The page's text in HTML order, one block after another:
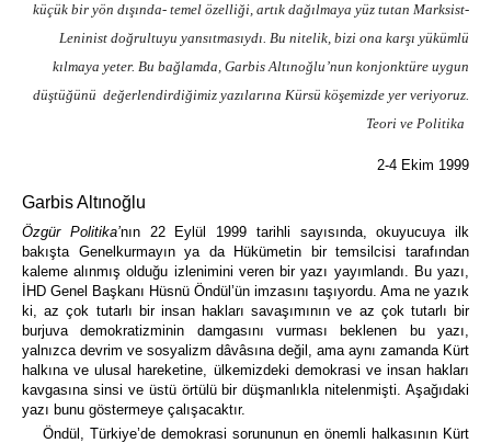
küçük bir yön dışında- temel özelliği, artık dağılmaya yüz tutan Marksist-
Leninist doğrultuyu yansıtmasıydı. Bu nitelik, bizi ona karşı yükümlü
kılmaya yeter. Bu bağlamda, Garbis Altınoğlu’nun konjonktüre uygun
düştüğünü değerlendirdiğimiz yazılarına Kürsü köşemizde yer veriyoruz.
Teori ve Politika
2-4 Ekim 1999
Garbis Altınoğlu
Özgür Politika’nın 22 Eylül 1999 tarihli sayısında, okuyucuya ilk
bakışta Genelkurmayın ya da Hükümetin bir temsilcisi tarafından
kaleme alınmış olduğu izlenimini veren bir yazı yayımlandı. Bu yazı,
İHD Genel Başkanı Hüsnü Öndül’ün imzasını taşıyordu. Ama ne yazık
ki, az çok tutarlı bir insan hakları savaşımının ve az çok tutarlı bir
burjuva demokratizminin damgasını vurması beklenen bu yazı,
yalnızca devrim ve sosyalizm dâvâsına değil, ama aynı zamanda Kürt
halkına ve ulusal hareketine, ülkemizdeki demokrasi ve insan hakları
kavgasına sinsi ve üstü örtülü bir düşmanlıkla nitelenmişti. Aşağıdaki
yazı bunu göstermeye çalışacaktır.
Öndül, Türkiye’de demokrasi sorununun en önemli halkasının Kürt